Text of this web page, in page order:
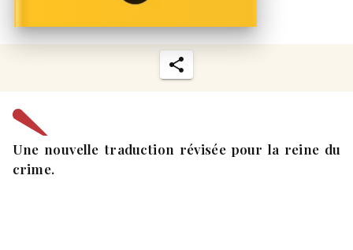
Une nouvelle traduction révisée pour la reine du
crime.